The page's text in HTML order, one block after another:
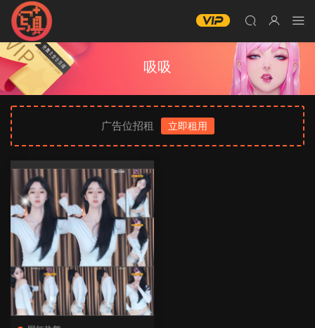
吸吸
广告位招租 立即租用